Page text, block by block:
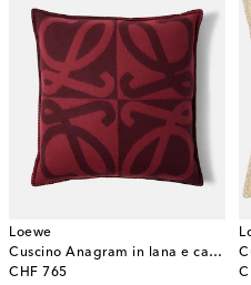
Loewe
Cuscino Anagram in lana e cashmere
CHF 765
original price